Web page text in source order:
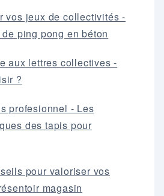
vos jeux de collectivités -
ping pong en béton
aux lettres collectives -
?
profesionnel - Les
des tapis pour
pour valoriser vos
magasin